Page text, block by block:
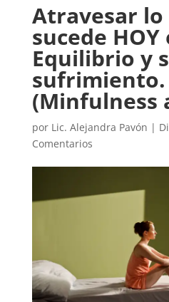
Atravesar lo
sucede HOY
Equilibrio y
sufrimiento.
(Minfulness
por Lic. Alejandra Pavón |
Comentarios